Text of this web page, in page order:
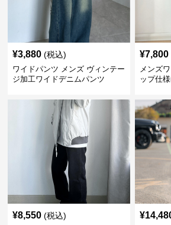
¥3,880 (税込)
ワイドパンツ メンズ ヴィンテー
ジ加工ワイドデニムパンツ
¥7,800
メンズ
ップ仕
¥8,550 (税込) ¥